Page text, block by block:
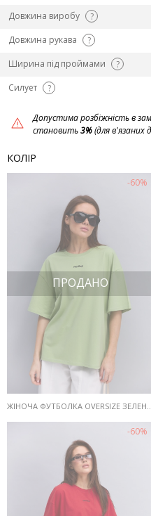
Довжина виробу
?
Довжина рукава
?
Ширина під проймами
?
Силует
?
Допустима розбіжність в
становить3%(для в'язаних
КОЛІР
-60%
ПРОДАНО
ЖІНОЧА ФУТБОЛКА
-60%